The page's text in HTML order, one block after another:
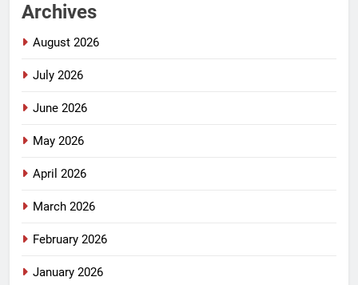
Archives
August 2026
July 2026
June 2026
May 2026
April 2026
March 2026
February 2026
January 2026